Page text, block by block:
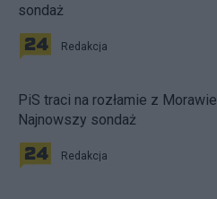
sondaż
Redakcja
PiS traci na rozłamie z
Najnowszy sondaż
Redakcja